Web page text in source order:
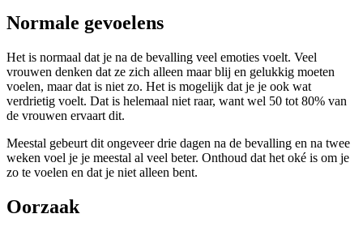
Normale gevoelens
Het is normaal dat je na de bevalling veel emoties voelt. Veel
vrouwen denken dat ze zich alleen maar blij en gelukkig moeten
voelen, maar dat is niet zo. Het is mogelijk dat je je ook wat
verdrietig voelt. Dat is helemaal niet raar, want wel 50 tot 80% van
de vrouwen ervaart dit.
Meestal gebeurt dit ongeveer drie dagen na de bevalling en na twee
weken voel je je meestal al veel beter. Onthoud dat het oké is om je
zo te voelen en dat je niet alleen bent.
Oorzaak